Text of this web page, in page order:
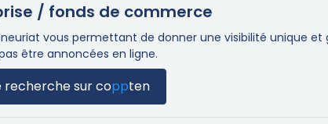
/ fonds de commerce
vous permettant de donner une visibilité unique et
être annoncées en ligne.
recherche surcoppten